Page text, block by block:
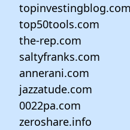
topinvestingblog.com
top50tools.com
the-rep.com
saltyfranks.com
annerani.com
jazzatude.com
0022pa.com
zeroshare.info